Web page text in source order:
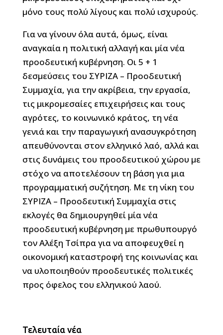
μόνο τους πολύ λίγους και πολύ ισχυρούς.
Για να γίνουν όλα αυτά, όμως, είναι
αναγκαία η πολιτική αλλαγή και μία νέα
προοδευτική κυβέρνηση. Οι 5 + 1
δεσμεύσεις του ΣΥΡΙΖΑ – Προοδευτική
Συμμαχία, για την ακρίβεια, την εργασία,
τις μικρομεσαίες επιχειρήσεις και τους
αγρότες, το κοινωνικό κράτος, τη νέα
γενιά και την παραγωγική ανασυγκρότηση
απευθύνονται στον ελληνικό λαό, αλλά και
στις δυνάμεις του προοδευτικού χώρου με
στόχο να αποτελέσουν τη βάση για μια
προγραμματική συζήτηση. Με τη νίκη του
ΣΥΡΙΖΑ – Προοδευτική Συμμαχία στις
εκλογές θα δημιουργηθεί μία νέα
προοδευτική κυβέρνηση με πρωθυπουργό
τον Αλέξη Τσίπρα για να αποφευχθεί η
οικονομική καταστροφή της κοινωνίας και
να υλοποιηθούν προοδευτικές πολιτικές
προς όφελος του ελληνικού λαού.
Τελευταία νέα